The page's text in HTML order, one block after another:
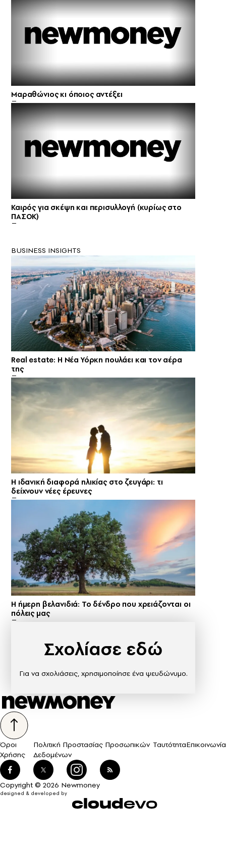
Μαραθώνιος κι όποιος αντέξει
Καιρός για σκέψη και περισυλλογή (κυρίως στο
ΠΑΣΟΚ)
BUSINESS INSIGHTS
Real estate: H Νέα Υόρκη πουλάει και τον αέρα
της
Η ιδανική διαφορά ηλικίας στο ζευγάρι: τι
δείχνουν νέες έρευνες
Η ήμερη βελανιδιά: Το δένδρο που χρειάζονται οι
πόλεις μας
Σχολίασε εδώ
Για να σχολιάσεις, χρησιμοποίησε ένα ψευδώνυμο.
Όροι
Χρήσης
Πολιτική Προστασίας Προσωπικών
Δεδομένων
ΤαυτότηταΕπικοινωνία
Copyright © 2026 Newmoney
designed & developed by